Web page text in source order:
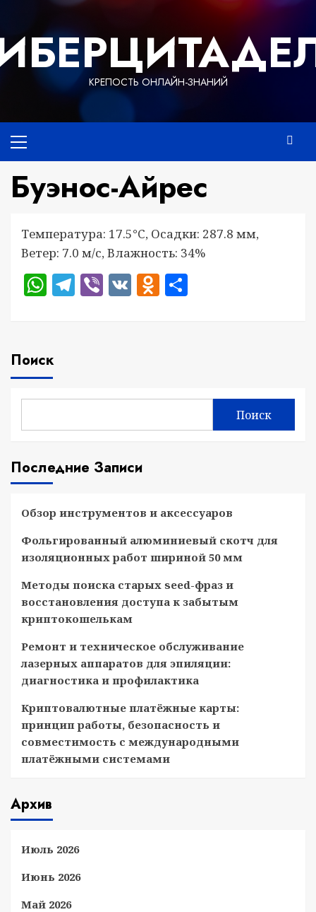
содержимому
КРЕПОСТЬ ОНЛАЙН-ЗНАНИЙ
меню
Буэнос-Айрес
Температура: 17.5°C, Осадки: 287.8 мм,
Ветер: 7.0 м/с, Влажность: 34%
WhatsApp
Telegram
Viber
VKOdnoklassniki
Поиск
Поиск
Последние Записи
Обзор инструментов и аксессуаров
Фольгированный алюминиевый скотч для
изоляционных работ шириной 50 мм
Методы поиска старых seed-фраз и
восстановления доступа к забытым
криптокошелькам
Ремонт и техническое обслуживание
лазерных аппаратов для эпиляции:
диагностика и профилактика
Криптовалютные платёжные карты:
принцип работы, безопасность и
совместимость с международными
платёжными системами
Архив
Июль 2026
Июнь 2026
Май 2026